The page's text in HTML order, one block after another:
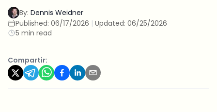
By: Dennis Weidner
Published: 06/17/2026 | Updated: 06/25/2026
5 min read
Compartir: